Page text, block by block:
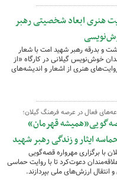
هنری ابعاد شخصیتی رهبر
و بدرقه رهبر شهید امت با شعار
خوش‌نویس گیلانی در کارگاه «از
هنری از اشعار و اندیشه‌های
فعال در عرصه فرهنگ گیلان؛
قهرمان»
ایثار و زندگی رهبر شهید
با برگزاری مهرواره قصه‌گویی
دعوت‌کرد تا با روایت حماسی
ارزش‌های ملی بپردازند.